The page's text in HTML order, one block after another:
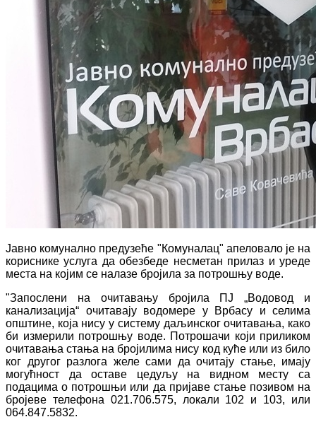
Јавно комунално предузеће "Комуналац" апеловало је на
кориснике услуга да обезбеде несметан прилаз и уреде
места на којим се налазе бројила за потрошњу воде.
"Запослени на очитавању бројила ПЈ „Водовод и
канализација“ очитавају водомере у Врбасу и селима
општине, која нису у систему даљинског очитавања, како
би измерили потрошњу воде. Потрошачи који приликом
очитавања стања на бројилима нису код куће или из било
ког другог разлога желе сами да очитају стање, имају
могућност да оставе цедуљу на видном месту са
подацима о потрошњи или да пријаве стање позивом на
бројеве телефона 021.706.575, локали 102 и 103, или
064.847.5832.